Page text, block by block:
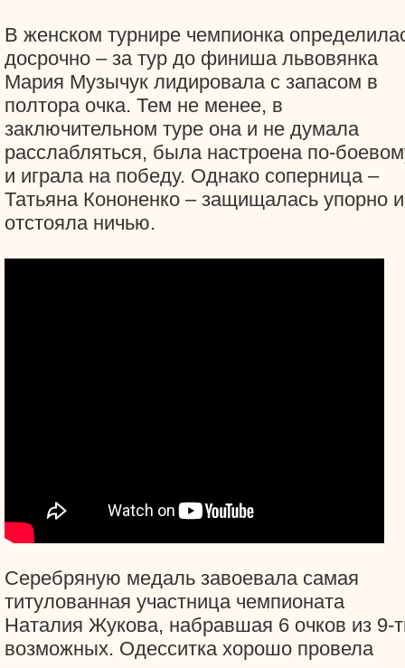
В женском турнире чемпионка
досрочно – за тур до финиша львовянка
Мария Музычук лидировала с запасом в
полтора очка. Тем не менее, в
заключительном туре она и не думала
расслабляться, была настроена по-
и играла на победу. Однако соперница –
Татьяна Кононенко – защищалась упорно и
отстояла ничью.
Серебряную медаль завоевала самая
титулованная участница чемпионата
Наталия Жукова, набравшая 6 очков из 9-
возможных. Одесситка хорошо провела